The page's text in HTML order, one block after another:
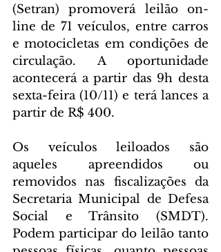
(Setran) promoverá leilão on-
line de 71 veículos, entre carros
e motocicletas em condições de
circulação. A oportunidade
acontecerá a partir das 9h desta
sexta-feira (10/11) e terá lances a
partir de R$ 400.
Os veículos leiloados são
aqueles apreendidos ou
removidos nas fiscalizações da
Secretaria Municipal de Defesa
Social e Trânsito (SMDT).
Podem participar do leilão tanto